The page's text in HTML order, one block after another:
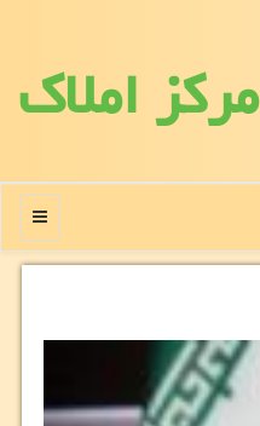
مركز املاك
منو